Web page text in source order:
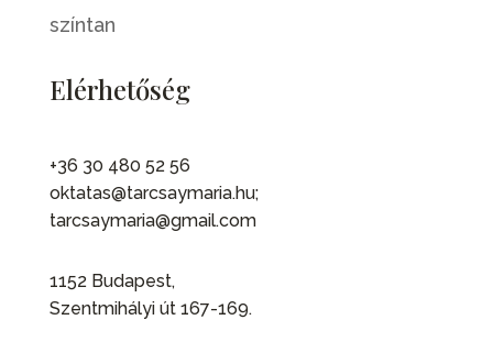
színtan
Elérhetőség
+36 30 480 52 56
oktatas@tarcsaymaria.hu;
tarcsaymaria@gmail.com
1152 Budapest,
Szentmihályi út 167-169.